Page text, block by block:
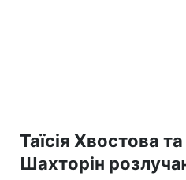
Таїсія Хвостова
Шахторін